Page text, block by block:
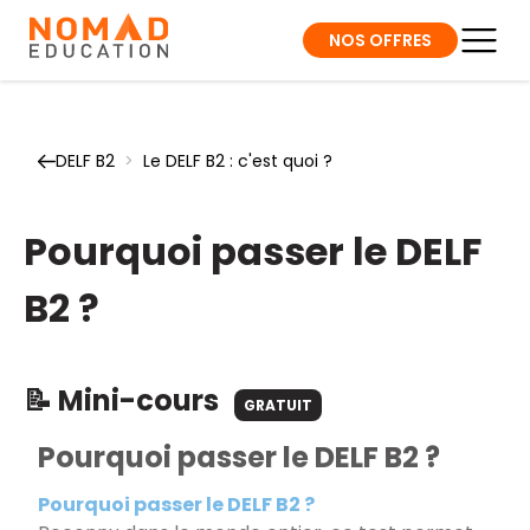
NOS OFFRES
DELF B2 > Le DELF B2 : c'est quoi ?
Pourquoi passer le DELF
B2 ?
📝 Mini-cours GRATUIT
Pourquoi passer le DELF B2 ?
Pourquoi passer le DELF B2 ?